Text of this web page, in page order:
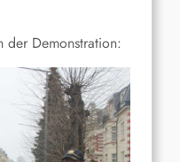
der Demonstration: